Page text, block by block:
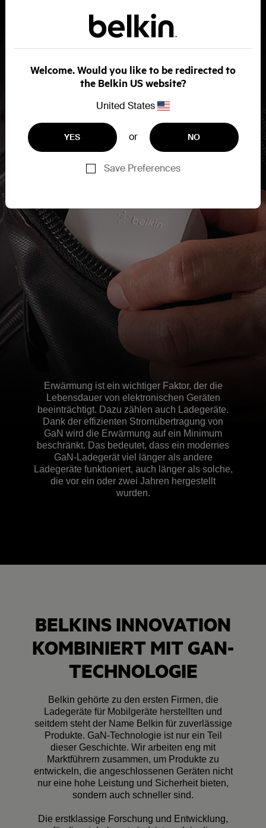
Da sie leicht sind und weniger Platz
einnehmen, eignen sich GaN-Ladegeräte
perfekt für unterwegs. Die meisten Leute
brauchen nicht mehr als ein Ladegerät, wenn
damit alles aufgeladen werden kann: von
Smartphones über Tablets zu Laptops.
Erwärmung ist ein wichtiger Faktor, der die
Lebensdauer von elektronischen Geräten
beeinträchtigt. Dazu zählen auch Ladegeräte.
Dank der effizienten Stromübertragung von
GaN wird die Erwärmung auf ein Minimum
beschränkt. Das bedeutet, dass ein modernes
GaN-Ladegerät viel länger als andere
Ladegeräte funktioniert, auch länger als solche,
die vor ein oder zwei Jahren hergestellt
wurden.
BELKINS INNOVATION
KOMBINIERT MIT GAN-
TECHNOLOGIE
Belkin gehörte zu den ersten Firmen, die
Ladegeräte für Mobilgeräte herstellten und
seitdem steht der Name Belkin für zuverlässige
Produkte. GaN-Technologie ist nur ein Teil
dieser Geschichte. Wir arbeiten eng mit
Marktführern zusammen, um Produkte zu
entwickeln, die angeschlossenen Geräten nicht
nur eine hohe Leistung und Sicherheit bieten,
sondern auch schneller sind.
Die erstklassige Forschung und Entwicklung,
Welcome. Would you like to be redirected to
the Belkin US website?
United States
YES or NO
Save Preferences